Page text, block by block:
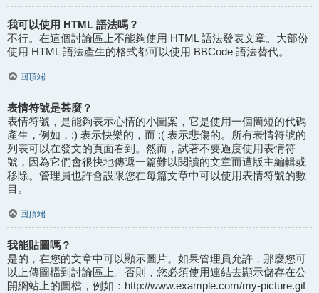
我可以使用 HTML 語法嗎？
不行。在這個討論區上不能夠使用 HTML 語法發表文章。大部份
使用 HTML 語法產生的格式都可以使用 BBCode 語法替代。
回頂端
表情符號是甚麼？
表情符號，是能夠表示心情的小圖案，它是使用一個簡短的代碼
產生，例如，:) 表示快樂的，而 :( 表示悲傷的。所有表情符號的
列表可以在發文的頁面看到。然而，試著不要過度使用表情符
號，因為它們會很快地傳遞一篇難以閱讀的文章而遭版主編輯或
移除。管理員也許會設限您在每篇文章中可以使用表情符號的數
目。
回頂端
我能貼圖嗎？
是的，在您的文章中可以顯示圖片。如果管理員允許，那麼您可
以上傳圖檔到討論區上。否則，您必須使用連結去顯示儲存在公
開網站上的圖檔，例如：http://www.example.com/my-picture.gif